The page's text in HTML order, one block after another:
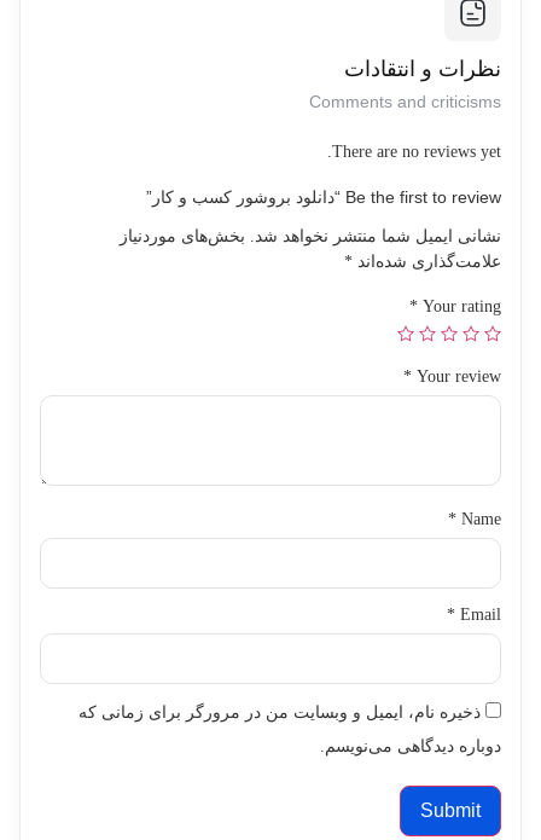
برخی موارد، خرید اشتراک می تواند به شما دسترسی به محصولات و
خود را بررسی کنید و بهترین گزینه را انتخاب کنید.
نظرات و انتقادات
Comments and criticisms
There are no reviews yet.
Be the first to review “دانلود بروشور کسب و کار”
نشانی ایمیل شما منتشر نخواهد شد.
بخش‌های موردنیاز
علامت‌گذاری شده‌اند *
Your rating
*
Your review
*
Name
*
Email
*
ذخیره نام، ایمیل و وبسایت من در مرورگر برای زمانی که
دوباره دیدگاهی می‌نویسم.